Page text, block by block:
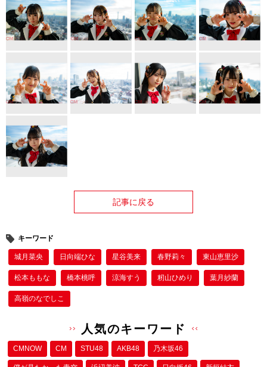
記事に戻る
キーワード
城月菜央 日向端ひな 星谷美来 春野莉々 東山恵里沙
松本ももな 橋本桃呼 涼海すう 籾山ひめり 葉月紗蘭
高嶺のなでしこ
人気のキーワード
CMNOW CM STU48 AKB48 乃木坂46